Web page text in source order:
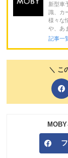
新型車
識、カ
様々な
や、あ
記事一
＼ こ